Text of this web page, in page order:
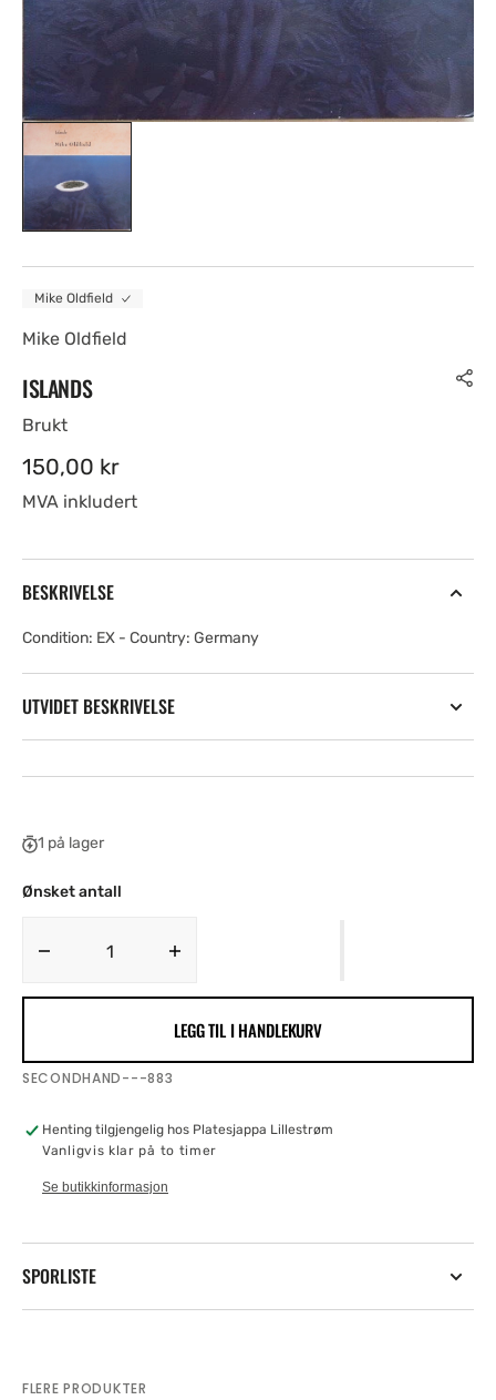
Mike Oldfield
Mike Oldfield
ISLANDS
Brukt
Ordinær
pris
150,00 kr
MVA inkludert
BESKRIVELSE
Condition: EX - Country: Germany
UTVIDET BESKRIVELSE
1 på lager
Ønsket antall
Decrease
Islands
LEGG TIL I HANDLEKURV
SKU:
SECONDHAND---883
Henting tilgjengelig hos Platesjappa Lillestrøm
Vanligvis klar på to timer
Se butikkinformasjon
SPORLISTE
FLERE PRODUKTER